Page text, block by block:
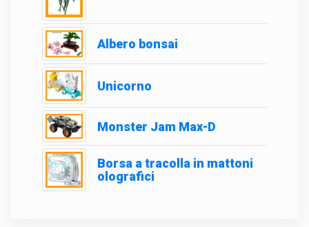
Albero bonsai
Unicorno
Monster Jam Max-D
Borsa a tracolla in mattoni
olografici